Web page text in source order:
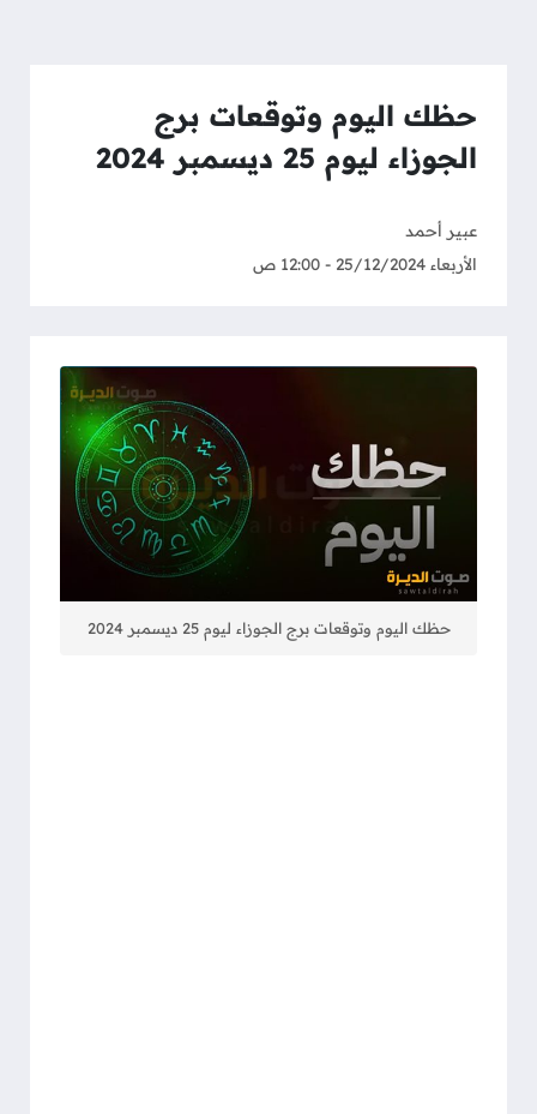
حظك اليوم وتوقعات برج
الجوزاء ليوم 25 ديسمبر 2024
عبير أحمد
الأربعاء 25/12/2024 - 12:00 ص
حظك اليوم وتوقعات برج الجوزاء ليوم 25 ديسمبر 2024